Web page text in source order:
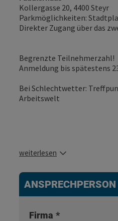
Kollergasse 20, 4400 Steyr
Parkmöglichkeiten:
Direkter Zugang über das
Begrenzte Teilnehmerzahl!
Anmeldung bis spätestens
Bei Schlechtwetter:
Arbeitswelt
weiterlesen
ANSPRECHPERSON
Firma *